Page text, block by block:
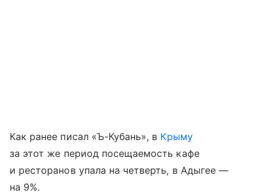
Как ранее писал «Ъ-Кубань», в Крыму
за этот же период посещаемость кафе
и ресторанов упала на четверть, в Адыгее —
на 9%.